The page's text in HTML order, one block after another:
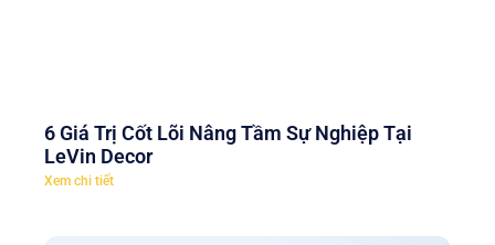
6 Giá Trị Cốt Lõi Nâng Tầm Sự Nghiệp Tại
LeVin Decor
Xem chi tiết